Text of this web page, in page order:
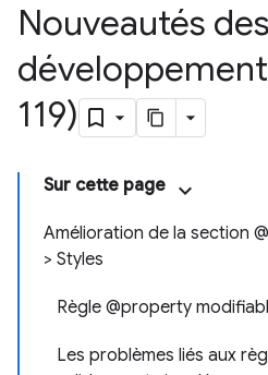
Nouveautés
119)
Sur cette page
Amélioration de la section
> Styles
Règle @property
Les problèmes liés aux